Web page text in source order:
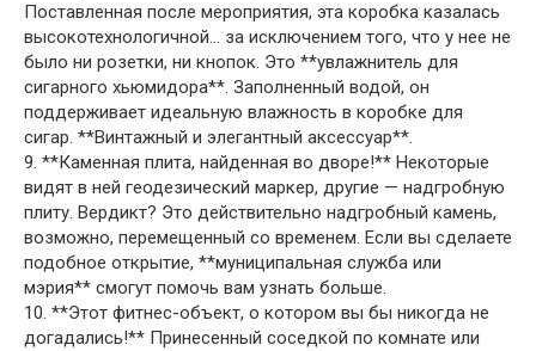
Поставленная после мероприятия, эта коробка казалась
высокотехнологичной… за исключением того, что у нее не
было ни розетки, ни кнопок. Это **увлажнитель для
сигарного хьюмидора**. Заполненный водой, он
поддерживает идеальную влажность в коробке для
сигар. **Винтажный и элегантный аксессуар**.
9. **Каменная плита, найденная во дворе!** Некоторые
видят в ней геодезический маркер, другие — надгробную
плиту. Вердикт? Это действительно надгробный камень,
возможно, перемещенный со временем. Если вы сделаете
подобное открытие, **муниципальная служба или
мэрия** смогут помочь вам узнать больше.
10. **Этот фитнес-объект, о котором вы бы никогда не
догадались!** Принесенный соседкой по комнате или